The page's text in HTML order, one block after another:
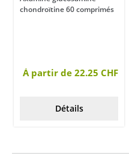
chondroïtine 60 comprimés
À partir de 22.25 CHF
Détails